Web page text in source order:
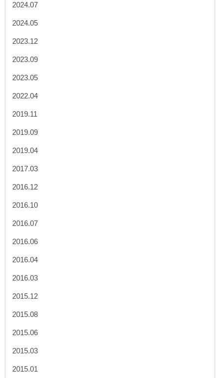
2024.07
2024.05
2023.12
2023.09
2023.05
2022.04
2019.11
2019.09
2019.04
2017.03
2016.12
2016.10
2016.07
2016.06
2016.04
2016.03
2015.12
2015.08
2015.06
2015.03
2015.01